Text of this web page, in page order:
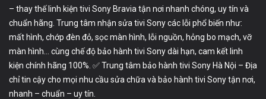
– thay thế linh kiện tivi Sony Bravia tận nơi nhanh chóng, uy tín và
chuẩn hãng. Trung tâm nhận sửa tivi Sony các lỗi phổ biến như:
mất hình, chớp đèn đỏ, sọc màn hình, lỗi nguồn, hỏng bo mạch, vỡ
màn hình… cùng chế độ bảo hành tivi Sony dài hạn, cam kết linh
kiện chính hãng 100%. ✅ Trung tâm bảo hành tivi Sony Hà Nội – Địa
chỉ tin cậy cho mọi nhu cầu sửa chữa và bảo hành tivi Sony tận nơi,
nhanh – chuẩn – uy tín.